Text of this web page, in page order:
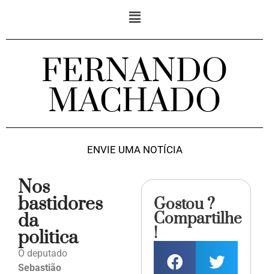
FERNANDO
MACHADO
ENVIE UMA NOTÍCIA
Nos
bastidores
da
politica
O deputado
Sebastião
Gostou ?
Compartilhe
!